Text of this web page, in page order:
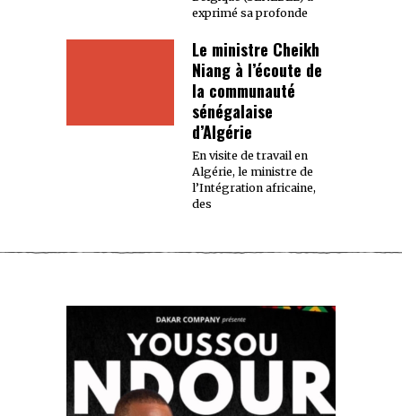
exprimé sa profonde
Le ministre Cheikh
Niang à l’écoute de
la communauté
sénégalaise
d’Algérie
En visite de travail en
Algérie, le ministre de
l’Intégration africaine,
des